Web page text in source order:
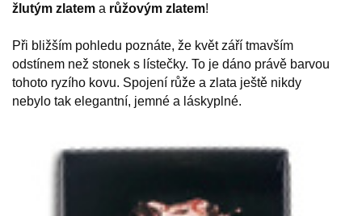
žlutým zlatem a růžovým zlatem!
Při bližším pohledu poznáte, že květ září tmavším
odstínem než stonek s lístečky. To je dáno právě barvou
tohoto ryzího kovu. Spojení růže a zlata ještě nikdy
nebylo tak elegantní, jemné a láskyplné.